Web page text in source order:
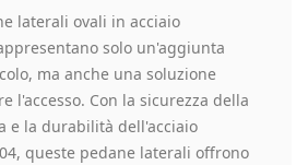
laterali ovali in acciaio
solo un'aggiunta
ma anche una soluzione
l'accesso. Con la sicurezza della
e la durabilità dell'acciaio
queste pedane laterali offrono